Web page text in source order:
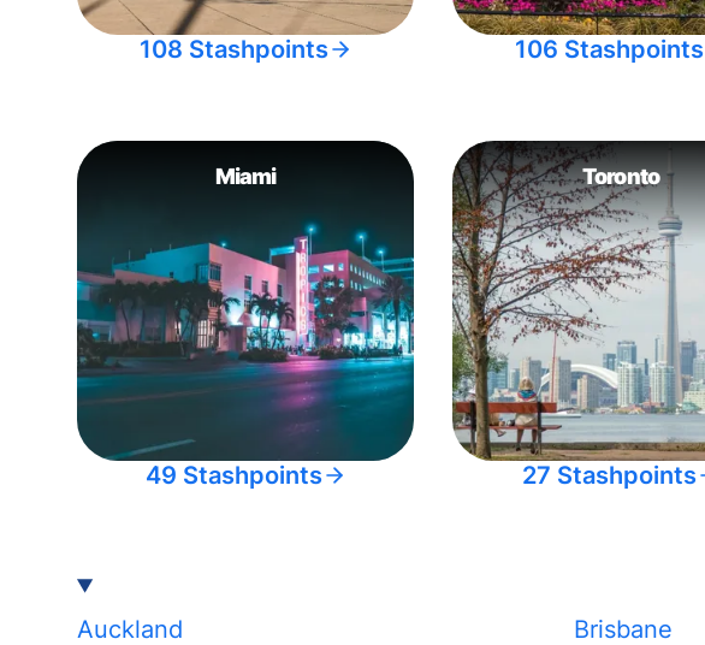
108 Stashpoints 106 Stashpoints
Miami
49 Stashpoints
Toronto
27 Stashpoints
Auckland
Brisbane